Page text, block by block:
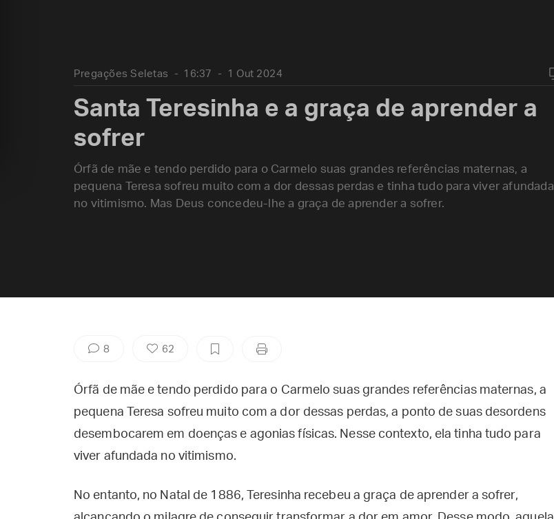
Pregações Seletas 16:37 1 Out 2024
Santa Teresinha e a graça de aprender a
sofrer
Órfã de mãe e tendo perdido para o Carmelo suas grandes referências maternas, a
pequena Teresa sofreu muito com a dor dessas perdas e tinha tudo para viver afundada
no vitimismo. Mas Deus concedeu-lhe a graça de aprender a sofrer.
8 62
Órfã de mãe e tendo perdido para o Carmelo suas grandes referências maternas, a
pequena Teresa sofreu muito com a dor dessas perdas, a ponto de suas desordens
desembocarem em doenças e agonias físicas. Nesse contexto, ela tinha tudo para
viver afundada no vitimismo.
No entanto, no Natal de 1886, Teresinha recebeu a graça de aprender a sofrer,